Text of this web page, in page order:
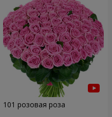
101 розовая роза